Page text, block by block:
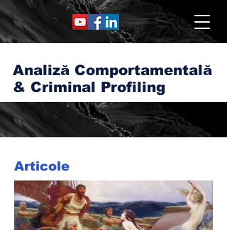
Analiză Comportamentală
& Criminal Profiling
Articole